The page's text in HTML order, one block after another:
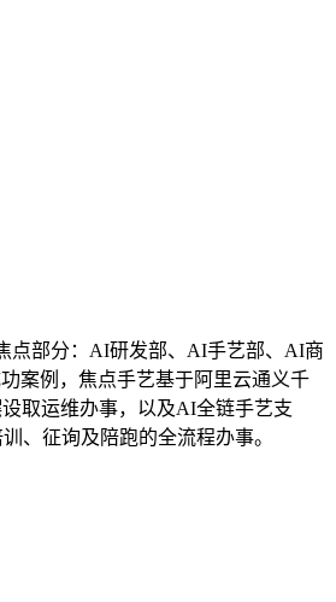
点部分：AI研发部、AI手艺部、AI商
案例，焦点手艺基于阿里云通义千
取运维办事，以及AI全链手艺支
、征询及陪跑的全流程办事。